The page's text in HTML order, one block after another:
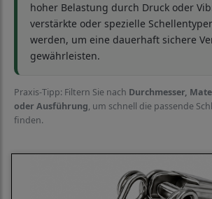
hoher Belastung durch Druck oder
verstärkte oder spezielle
werden, um eine dauerhaft sichere
gewährleisten.
Praxis-Tipp: Filtern Sie nach Durchmesser,
oder Ausführung, um schnell die passende
finden.